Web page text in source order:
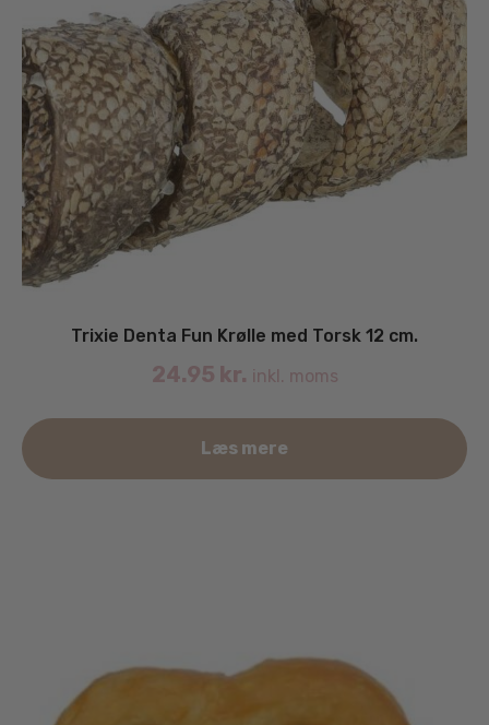
Trixie Denta Fun Krølle med Torsk 12 cm.
24.95 kr. inkl. moms
Læs mere